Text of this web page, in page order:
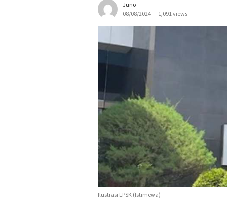
Juno
08/08/2024
1,091 views
Ilustrasi LPSK (Istimewa)